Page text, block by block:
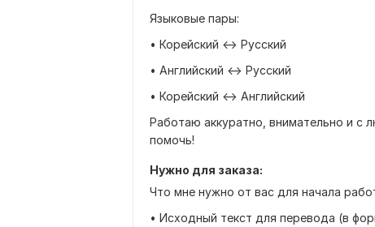
Языковые пары:
• Корейский ↔ Русский
• Английский ↔ Русский
• Корейский ↔ Английский
Работаю аккуратно, внимательно и
помочь!
Нужно для заказа:
Что мне нужно от вас для начала
• Исходный текст для перевода (в